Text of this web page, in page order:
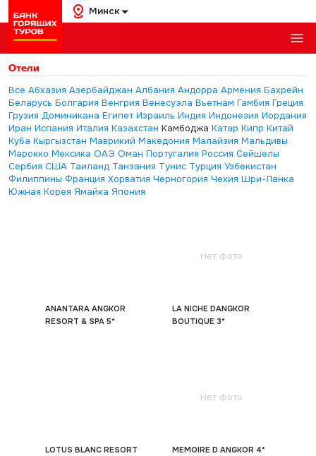
Минск
Отели
Все Абхазия Азербайджан Албания Андорра Армения Бахрейн
Беларусь Болгария Венгрия Венесуэла Вьетнам Гамбия Греция
Грузия Доминикана Египет Израиль Индия Индонезия Иордания
Иран Испания Италия Казахстан Камбоджа Катар Кипр Китай
Куба Кыргызстан Маврикий Македония Малайзия Мальдивы
Марокко Мексика ОАЭ Оман Португалия Россия Сейшелы
Сербия США Таиланд Танзания Тунис Турция Узбекистан
Филиппины Франция Хорватия Черногория Чехия Шри-Ланка
Южная Корея Ямайка Япония
ANANTARA ANGKOR
RESORT & SPA 5*
Нет фото
LA NICHE DANGKOR
BOUTIQUE 3*
LOTUS BLANC RESORT
Нет фото
MEMOIRE D ANGKOR 4*